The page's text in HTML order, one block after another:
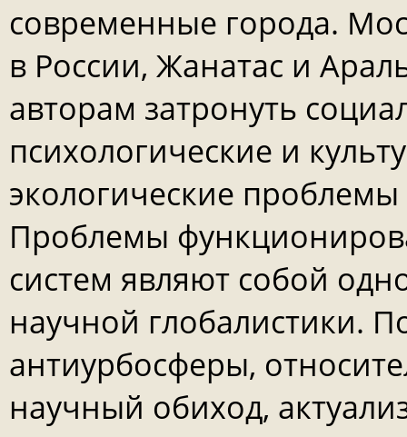
современные города.
в России, Жанатас и
авторам затронуть
психологические и
экологические
Проблемы
систем являют собой
научной глобалистики.
антиурбосферы,
научный обиход,